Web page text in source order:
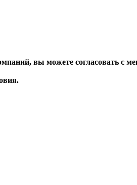
вы можете согласовать с